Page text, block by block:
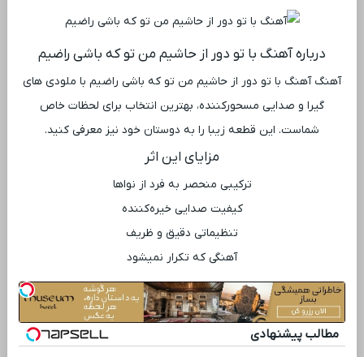
درباره آهنگ با تو دور از حاشیم من تو که باشی راضیم
آهنگ آهنگ با تو دور از حاشیم من تو که باشی راضیم با ملودی ‌های
گیرا و صدایی مسحورکننده، بهترین انتخاب برای لحظات خاص
شماست. این قطعه زیبا را به دوستان خود نیز معرفی کنید.
مزایای این اثر
ترکیبی منحصر به فرد از نواها
کیفیت صدایی خیره‌کننده
تنظیماتی دقیق و ظریف
آهنگی که تکرار نمیشود
مطالب پیشنهادی